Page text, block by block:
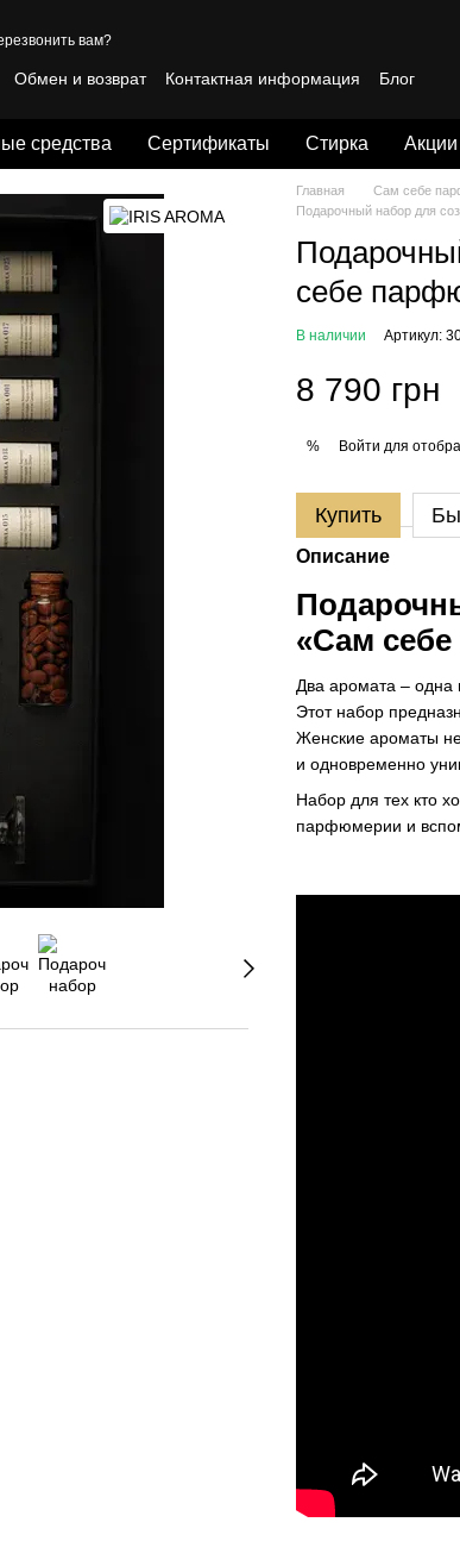
вам?
Обмен и возврат Контактная информация
Блог
средства Сертификаты Стирка Акции
Главная
Сам себе
Подарочный набор для
себе
В наличии Артикул:
8 790 грн
% Войти для
Купить
Описание
«Сам
Два аромата – одна
Этот набор
Женские ароматы
и одновременно
Набор для тех кто
парфюмерии и